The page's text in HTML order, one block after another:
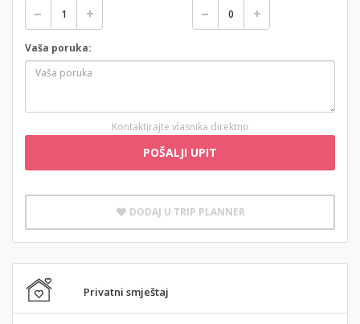
Vaša poruka:
Kontaktirajte vlasnika direktno
POŠALJI UPIT
DODAJ U TRIP PLANNER
Privatni smještaj